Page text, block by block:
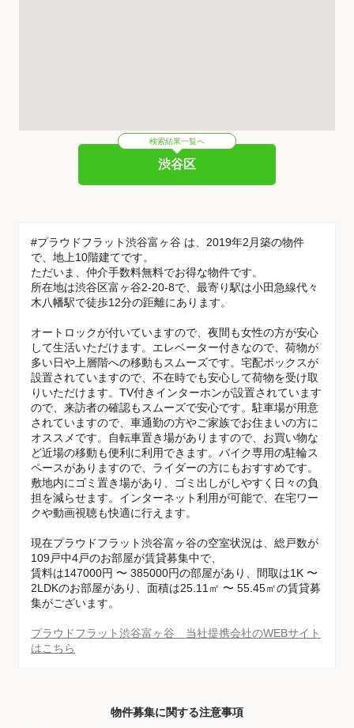
検索結果一覧へ
渋谷区
#プラウドフラット渋谷富ヶ谷 は、2019年2月築の物件
で、地上10階建てです。
ただいま、仲介手数料無料でお得な物件です。
所在地は渋谷区富ヶ谷2-20-8で、最寄り駅は小田急線代々
木八幡駅で徒歩12分の距離にあります。
オートロックが付いていますので、夜間も女性の方が安心
して生活いただけます。エレベーター付きなので、荷物が
多い日や上層階への移動もスムーズです。宅配ボックスが
設置されていますので、不在時でも安心して荷物を受け取
りいただけます。TV付きインターホンが設置されています
ので、来訪者の確認もスムーズで安心です。駐車場が用意
されていますので、車通勤の方やご家族でお住まいの方に
オススメです。自転車置き場がありますので、お買い物な
ど近場の移動も便利に利用できます。バイク専用の駐輪ス
ペースがありますので、ライダーの方にもおすすめです。
敷地内にゴミ置き場があり、ゴミ出しがしやすく日々の負
担を減らせます。インターネット利用が可能で、在宅ワー
クや動画視聴も快適に行えます。
現在プラウドフラット渋谷富ヶ谷の空室状況は、総戸数が
109戸中4戸のお部屋が賃貸募集中で、
賃料は147000円 〜 385000円の部屋があり、間取は1K 〜
2LDKのお部屋があり、面積は25.11㎡ 〜 55.45㎡の賃貸募
集がございます。
プラウドフラット渋谷富ヶ谷 当社提携会社のWEBサイト
はこちら
物件募集に関する注意事項